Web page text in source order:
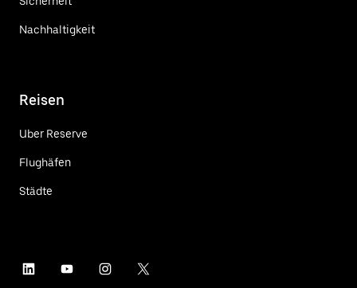
Nachhaltigkeit
Reisen
Uber Reserve
Flughäfen
Städte